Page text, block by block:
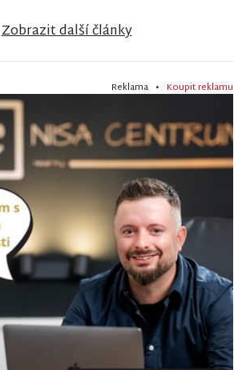
Zobrazit další články
Reklama • Koupit reklamu